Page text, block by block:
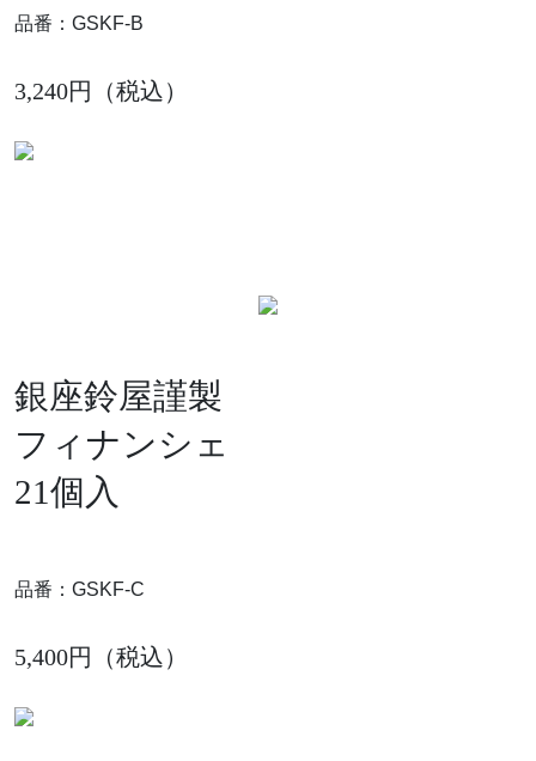
品番：GSKF-B
3,240円（税込）
銀座鈴屋謹製
フィナンシェ
21個入
品番：GSKF-C
5,400円（税込）